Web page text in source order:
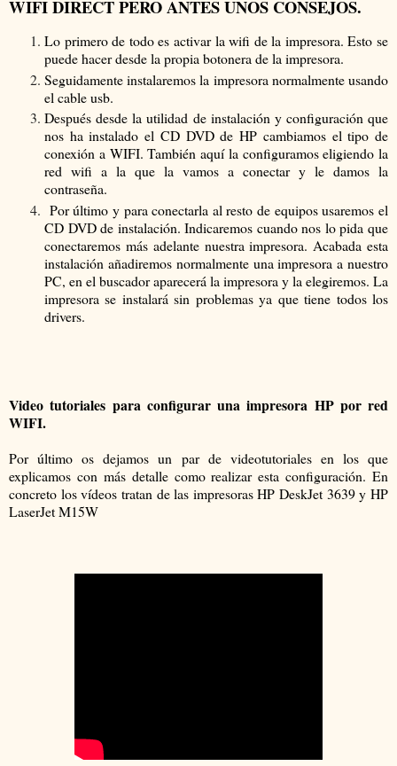
WIFI DIRECT PERO ANTES UNOS CONSEJOS.
Lo primero de todo es activar la wifi de la impresora. Esto se
puede hacer desde la propia botonera de la impresora.
Seguidamente instalaremos la impresora normalmente usando
el cable usb.
Después desde la utilidad de instalación y configuración que
nos ha instalado el CD DVD de HP cambiamos el tipo de
conexión a WIFI. También aquí la configuramos eligiendo la
red wifi a la que la vamos a conectar y le damos la
contraseña.
Por último y para conectarla al resto de equipos usaremos el
CD DVD de instalación. Indicaremos cuando nos lo pida que
conectaremos más adelante nuestra impresora. Acabada esta
instalación añadiremos normalmente una impresora a nuestro
PC, en el buscador aparecerá la impresora y la elegiremos. La
impresora se instalará sin problemas ya que tiene todos los
drivers.
Video tutoriales para configurar una impresora HP por red
WIFI.
Por último os dejamos un par de videotutoriales en los que
explicamos con más detalle como realizar esta configuración. En
concreto los vídeos tratan de las impresoras HP DeskJet 3639 y HP
LaserJet M15W